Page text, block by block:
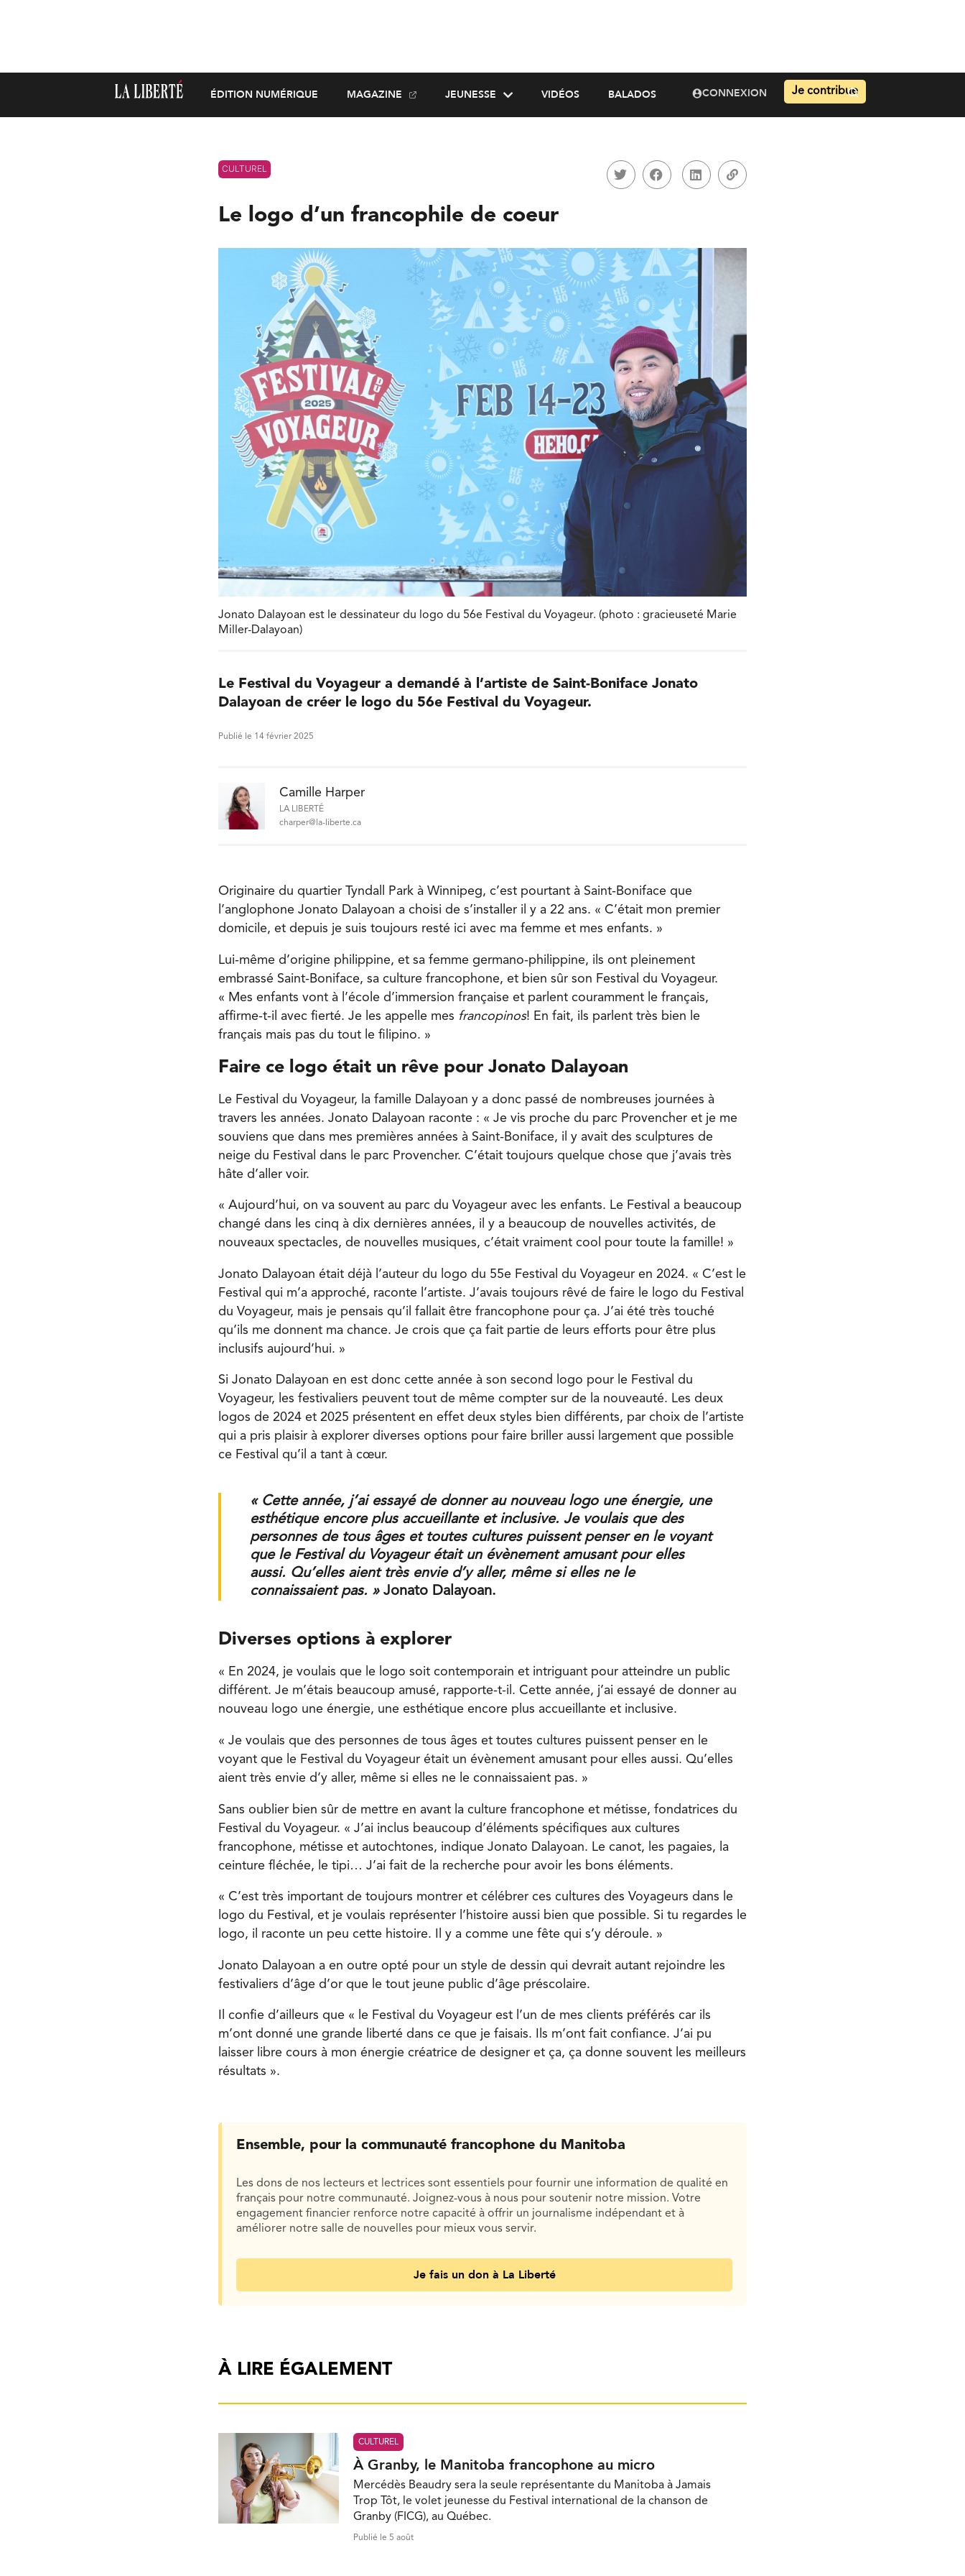
ÉDITION NUMÉRIQUE MAGAZINE JEUNESSE VIDÉOS BALADOS CONNEXION Je contribue
CULTUREL
Le logo d’un francophile de coeur
Jonato Dalayoan est le dessinateur du logo du 56e Festival du Voyageur. (photo : gracieuseté Marie
Miller-Dalayoan)
Le Festival du Voyageur a demandé à l’artiste de Saint-Boniface Jonato
Dalayoan de créer le logo du 56e Festival du Voyageur.
Publié le 14 février 2025
Camille Harper
LA LIBERTÉ
charper@la-liberte.ca
Originaire du quartier Tyndall Park à Winnipeg, c’est pourtant à Saint-Boniface que
l’anglophone Jonato Dalayoan a choisi de s’installer il y a 22 ans. « C’était mon premier
domicile, et depuis je suis toujours resté ici avec ma femme et mes enfants. »
Lui-même d’origine philippine, et sa femme germano-philippine, ils ont pleinement
embrassé Saint-Boniface, sa culture francophone, et bien sûr son Festival du Voyageur.
« Mes enfants vont à l’école d’immersion française et parlent couramment le français,
affirme-t-il avec fierté. Je les appelle mes francopinos! En fait, ils parlent très bien le
français mais pas du tout le filipino. »
Faire ce logo était un rêve pour Jonato Dalayoan
Le Festival du Voyageur, la famille Dalayoan y a donc passé de nombreuses journées à
travers les années. Jonato Dalayoan raconte : « Je vis proche du parc Provencher et je me
souviens que dans mes premières années à Saint-Boniface, il y avait des sculptures de
neige du Festival dans le parc Provencher. C’était toujours quelque chose que j’avais très
hâte d’aller voir.
« Aujourd’hui, on va souvent au parc du Voyageur avec les enfants. Le Festival a beaucoup
changé dans les cinq à dix dernières années, il y a beaucoup de nouvelles activités, de
nouveaux spectacles, de nouvelles musiques, c’était vraiment cool pour toute la famille! »
Jonato Dalayoan était déjà l’auteur du logo du 55e Festival du Voyageur en 2024. « C’est le
Festival qui m’a approché, raconte l’artiste. J’avais toujours rêvé de faire le logo du Festival
du Voyageur, mais je pensais qu’il fallait être francophone pour ça. J’ai été très touché
qu’ils me donnent ma chance. Je crois que ça fait partie de leurs efforts pour être plus
inclusifs aujourd’hui. »
Si Jonato Dalayoan en est donc cette année à son second logo pour le Festival du
Voyageur, les festivaliers peuvent tout de même compter sur de la nouveauté. Les deux
logos de 2024 et 2025 présentent en effet deux styles bien différents, par choix de l’artiste
qui a pris plaisir à explorer diverses options pour faire briller aussi largement que possible
ce Festival qu’il a tant à cœur.
« Cette année, j’ai essayé de donner au nouveau logo une énergie, une
esthétique encore plus accueillante et inclusive. Je voulais que des
personnes de tous âges et toutes cultures puissent penser en le voyant
que le Festival du Voyageur était un évènement amusant pour elles
aussi. Qu’elles aient très envie d’y aller, même si elles ne le
connaissaient pas. »Jonato Dalayoan.
Diverses options à explorer
« En 2024, je voulais que le logo soit contemporain et intriguant pour atteindre un public
différent. Je m’étais beaucoup amusé, rapporte-t-il. Cette année, j’ai essayé de donner au
nouveau logo une énergie, une esthétique encore plus accueillante et inclusive.
« Je voulais que des personnes de tous âges et toutes cultures puissent penser en le
voyant que le Festival du Voyageur était un évènement amusant pour elles aussi. Qu’elles
aient très envie d’y aller, même si elles ne le connaissaient pas. »
Sans oublier bien sûr de mettre en avant la culture francophone et métisse, fondatrices du
Festival du Voyageur. « J’ai inclus beaucoup d’éléments spécifiques aux cultures
francophone, métisse et autochtones, indique Jonato Dalayoan. Le canot, les pagaies, la
ceinture fléchée, le tipi… J’ai fait de la recherche pour avoir les bons éléments.
« C’est très important de toujours montrer et célébrer ces cultures des Voyageurs dans le
logo du Festival, et je voulais représenter l’histoire aussi bien que possible. Si tu regardes le
logo, il raconte un peu cette histoire. Il y a comme une fête qui s’y déroule. »
Jonato Dalayoan a en outre opté pour un style de dessin qui devrait autant rejoindre les
festivaliers d’âge d’or que le tout jeune public d’âge préscolaire.
Il confie d’ailleurs que « le Festival du Voyageur est l’un de mes clients préférés car ils
m’ont donné une grande liberté dans ce que je faisais. Ils m’ont fait confiance. J’ai pu
laisser libre cours à mon énergie créatrice de designer et ça, ça donne souvent les meilleurs
résultats ».
Ensemble, pour la communauté francophone du Manitoba
Les dons de nos lecteurs et lectrices sont essentiels pour fournir une information de qualité en
français pour notre communauté. Joignez-vous à nous pour soutenir notre mission. Votre
engagement financier renforce notre capacité à offrir un journalisme indépendant et à
améliorer notre salle de nouvelles pour mieux vous servir.
Je fais un don à La Liberté
À LIRE ÉGALEMENT
CULTUREL
À Granby, le Manitoba francophone au micro
Mercédès Beaudry sera la seule représentante du Manitoba à Jamais
Trop Tôt, le volet jeunesse du Festival international de la chanson de
Granby (FICG), au Québec.
Publié le 5 août